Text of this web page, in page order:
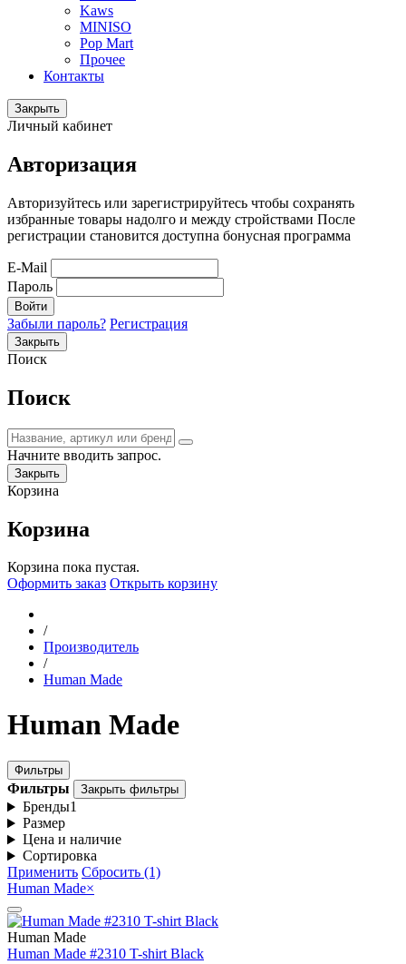
Kaws
MINISO
Pop Mart
Прочее
Контакты
Закрыть
Личный кабинет
Авторизация
Авторизуйтесь или зарегистрируйтесь чтобы сохранять
избранные товары надолго и между стройствами После
регистрации становится доступна бонусная программа
E-Mail
Пароль
Войти
Забыли пароль? Регистрация
Закрыть
Поиск
Поиск
Начните вводить запрос.
Закрыть
Корзина
Корзина
Корзина пока пустая.
Оформить заказ Открыть корзину
/
Производитель
/
Human Made
Human Made
Фильтры
Фильтры Закрыть фильтры
Бренды1
Размер
Цена и наличие
Сортировка
Применить Сбросить (1)
Human Made×
Human Made
Human Made #2310 T-shirt Black